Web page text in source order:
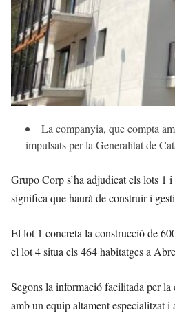
La companyia, que compta
impulsats per la Generalitat de
Grupo Corp s’ha adjudicat els lots 1
significa que haurà de construir i
El lot 1 concreta la construcció de
el lot 4 situa els 464 habitatges a
Segons la informació facilitada per
amb un equip altament especialitzat